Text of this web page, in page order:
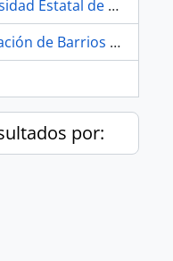
10 años Universidad Estatal de Milagro, Guayas.
10 Años, Federación de Barrios del Cantón Santa Elena, Santa Elena.
por: